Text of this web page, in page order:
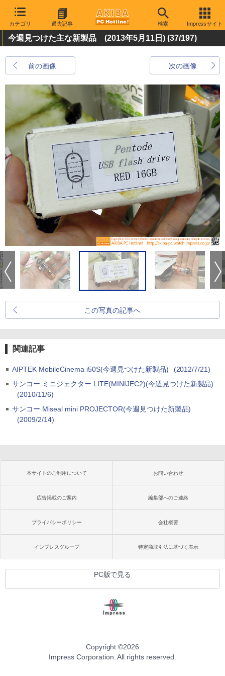
カテゴリ 過去記事 検索 Impressサイト
今週見つけた主な新製品 (2013年5月11日) (37/197)
前の画像 次の画像
この写真の記事へ
関連記事
AIPTEK MobileCinema i50S(今週見つけた新製品)
(2012/7/21)
サンコー ミニジェクター LITE(MINIJEC2)(今週見つけた新製品)
(2010/11/6)
サンコー Miseal mini PROJECTOR(今週見つけた新製品)
(2009/2/14)
本サイトのご利用について お問い合わせ
広告掲載のご案内 編集部へのご連絡
プライバシーポリシー 会社概要
インプレスグループ 特定商取引法に基づく表示
PC版で見る
Copyright ©2026
Impress Corporation. All rights reserved.